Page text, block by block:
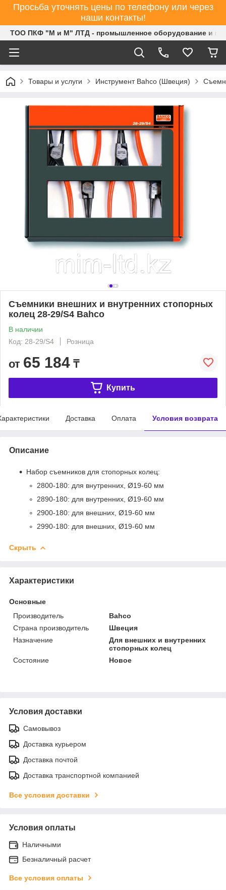
Просьба уточнять цены по телефону или через
наши контакты!
ТОО ПКФ "М и М" ЛТД - промышленное оборудование и
Товары и услуги Инструмент Bahco (Швеция)
Съемники внешних и внутренних стопорных
колец 28-29/S4 Bahco
В наличии
Код: 28-29/S4
Розница
от 65 184 ₸
Купить
Доставка Оплата Условия возврата
Описание
Набор съемников для стопорных колец:
2800-180: для внутренних, Ø19-60 мм
2890-180: для внутренних, Ø19-60 мм
2900-180: для внешних, Ø19-60 мм
2990-180: для внешних, Ø19-60 мм
Скрыть
Характеристики
Основные
Производитель
Bahco
Страна производитель
Швеция
Назначение
Для внешних и внутренних
стопорных колец
Состояние
Новое
Условия доставки
Самовывоз
Доставка курьером
Доставка почтой
Доставка транспортной компанией
Все условия доставки
Условия оплаты
Наличными
Безналичный расчет
Все условия оплаты